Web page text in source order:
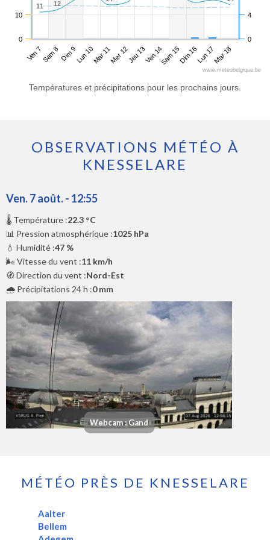
11
11 12
12
Ven 7Sam 8Dim 9Lun 10Mar 11Mer 12Jeu 13Ven 14Sam 15Dim 16Lun 17Mar 18
0
10
0
4
www.meteobelgique.be
Températures et précipitations pour les prochains jours.
OBSERVATIONS MÉTÉO À
KNESSELARE
Ven. 7 août. - 12:55
🌡️ Température :22.3 °C
📊 Pression atmosphérique :1025 hPa
💧 Humidité :47 %
🌬️ Vitesse du vent :11 km/h
🧭 Direction du vent :Nord-Est
🌧️ Précipitations 24 h :0 mm
Webcam : Gand
MÉTÉO PRÈS DE KNESSELARE
Aalter
Bellem